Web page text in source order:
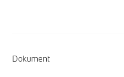
Dokument